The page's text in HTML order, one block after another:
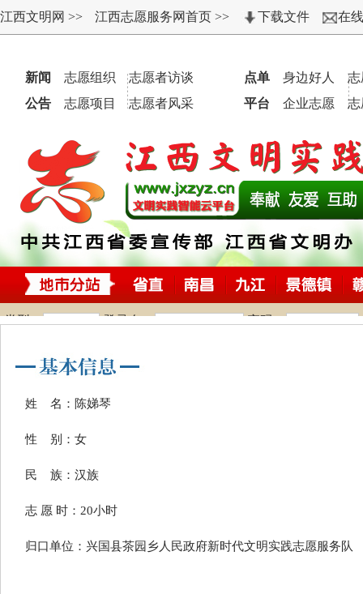
姓 名：陈娣琴
性 别：女
民 族：汉族
志 愿 时：20小时
归口单位：兴国县茶园乡人民政府新时代文明实践志愿服务队